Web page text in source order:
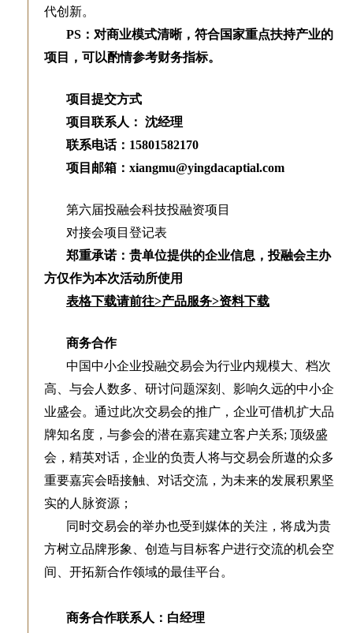
代创新。
PS：对商业模式清晰，符合国家重点扶持产业的
项目，可以酌情参考财务指标。
项目提交方式
项目联系人： 沈经理
联系电话：15801582170
项目邮箱：xiangmu@yingdacaptial.com
第六届投融会科技投融资项目
对接会项目登记表
郑重承诺：贵单位提供的企业信息，投融会主办
方仅作为本次活动所使用
表格下载请前往>产品服务>资料下载
商务合作
中国中小企业投融交易会为行业内规模大、档次
高、与会人数多、研讨问题深刻、影响久远的中小企
业盛会。通过此次交易会的推广，企业可借机扩大品
牌知名度，与参会的潜在嘉宾建立客户关系; 顶级盛
会，精英对话，企业的负责人将与交易会所遨的众多
重要嘉宾会晤接触、对话交流，为未来的发展积累坚
实的人脉资源；
同时交易会的举办也受到媒体的关注，将成为贵
方树立品牌形象、创造与目标客户进行交流的机会空
间、开拓新合作领域的最佳平台。
商务合作联系人：白经理